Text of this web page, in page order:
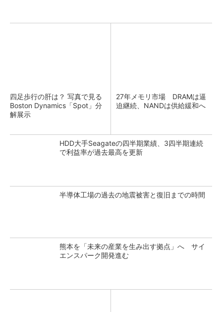
四足歩行の肝は？ 写真で見る
Boston Dynamics「Spot」分
解展示
27年メモリ市場 DRAMは逼
迫継続、NANDは供給緩和へ
HDD大手Seagateの四半期業績、3四半期連続
で利益率が過去最高を更新
半導体工場の過去の地震被害と復旧までの時間
熊本を「未来の産業を生み出す拠点」へ サイ
エンスパーク開発進む